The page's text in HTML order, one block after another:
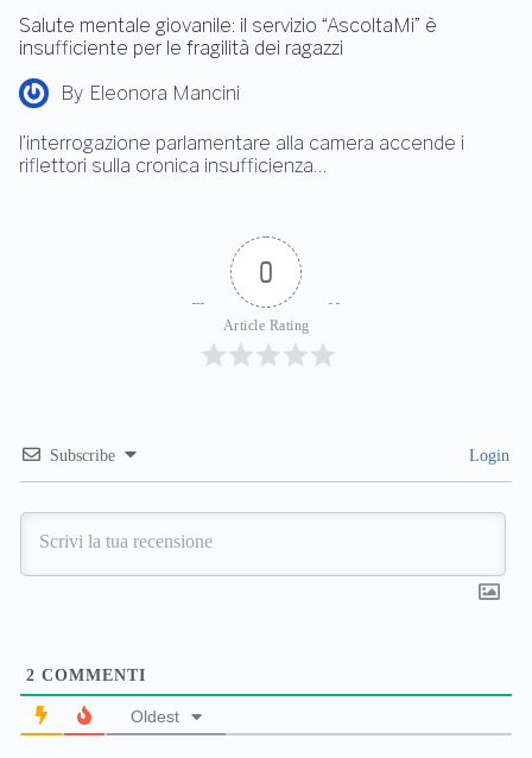
Salute mentale giovanile: il servizio “AscoltaMi” è
insufficiente per le fragilità dei ragazzi
By Eleonora Mancini
l’interrogazione parlamentare alla camera accende i
riflettori sulla cronica insufficienza…
0
Article Rating
Subscribe Login
2 COMMENTI
Oldest